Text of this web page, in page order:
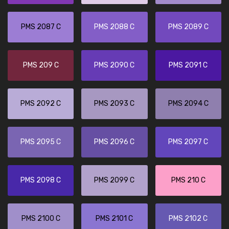
PMS 2087 C PMS 2088 C PMS 2089 C
PMS 209 C PMS 2090 C PMS 2091 C
PMS 2092 C PMS 2093 C PMS 2094 C
PMS 2095 C PMS 2096 C PMS 2097 C
PMS 2098 C PMS 2099 C PMS 210 C
PMS 2100 C PMS 2101 C PMS 2102 C